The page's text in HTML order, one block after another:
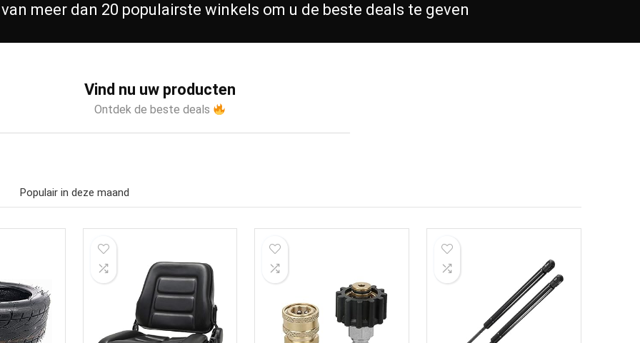
meer dan 20 populairste winkels om u de beste deals te geven
Vind nu uw producten
Ontdek de beste deals
Populair in deze maand